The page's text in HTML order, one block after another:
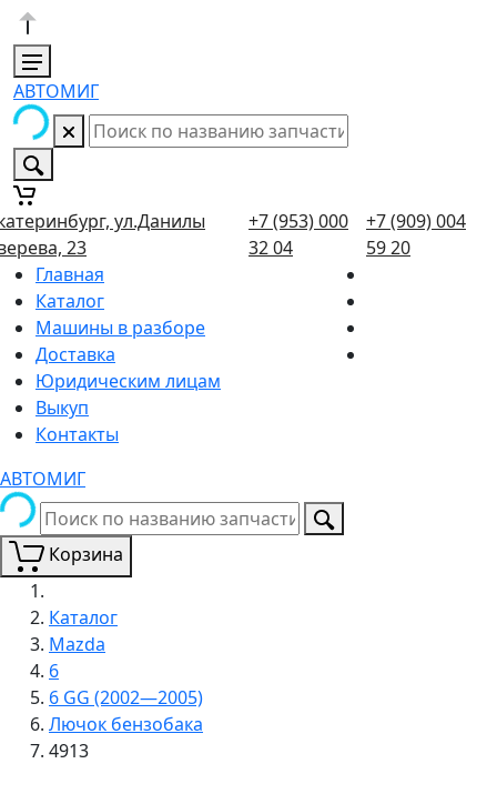
АВТОМИГ
ул.Данилы
23
+7 (953) 000
32 04
+7 (909) 004
59 20
Главная
Каталог
Машины в разборе
Доставка
Юридическим лицам
Выкуп
Контакты
АВТОМИГ
Корзина
Каталог
Mazda
6
6 GG (2002—2005)
Лючок бензобака
4913